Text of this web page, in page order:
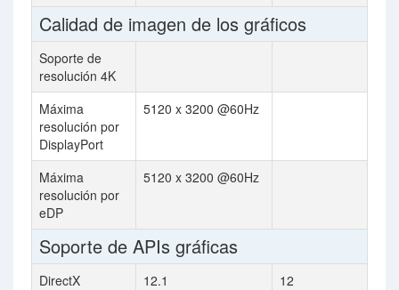
Calidad de imagen de los gráficos
Soporte de
resolución 4K
Máxima
resolución por
DisplayPort
5120 x 3200 @60Hz
Máxima
resolución por
eDP
5120 x 3200 @60Hz
Soporte de APIs gráficas
DirectX 12.1
12